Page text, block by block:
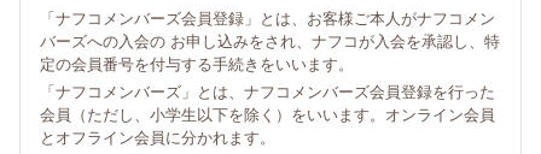
「ナフコメンバーズ会員登録」とは、お客様ご本人がナフコメン
バーズへの入会の お申し込みをされ、ナフコが入会を承認し、特
定の会員番号を付与する手続きをいいます。
「ナフコメンバーズ」とは、ナフコメンバーズ会員登録を行った
会員（ただし、小学生以下を除く）をいいます。オンライン会員
とオフライン会員に分かれます。